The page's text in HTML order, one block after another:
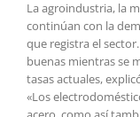
La agroindustria, la
continúan con la
que registra el
buenas mientras se
tasas actuales,
«Los